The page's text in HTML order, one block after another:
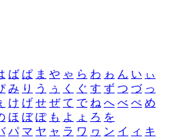
ば ぱ ま や ゃ ら わ ゎ ん い ぃ
み り う ぅ く ぐ す ず つ づ っ
け げ せ ぜ て で ね へ べ ぺ め
ほ ぼ ぽ も よ ょ ろ を
パ マ ヤ ャ ラ ワ ヮ ン イ ィ キ